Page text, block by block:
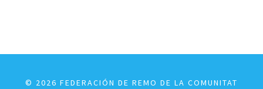
© 2026 FEDERACIÓN DE REMO DE LA COMUNITAT